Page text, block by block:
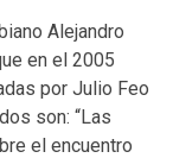
Alejandro
en el 2005
por Julio Feo
son: “Las
el encuentro